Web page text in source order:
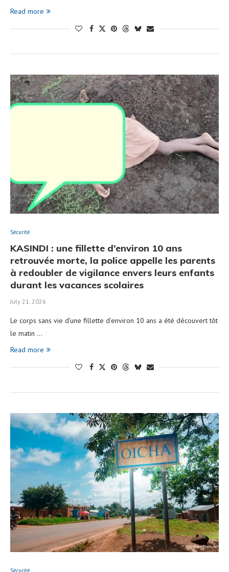
Read more
Sécurité
KASINDI : une fillette d’environ 10 ans
retrouvée morte, la police appelle les parents
à redoubler de vigilance envers leurs enfants
durant les vacances scolaires
July 21, 2026
Le corps sans vie d’une fillette d’environ 10 ans a été découvert tôt
le matin …
Read more
Sécurité